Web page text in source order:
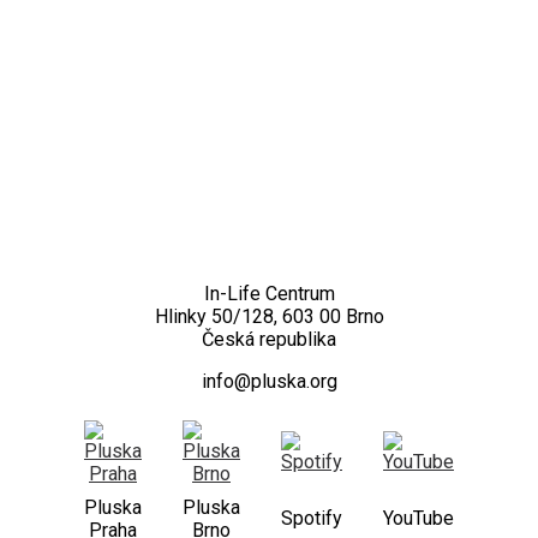
In-Life Centrum
Hlinky 50/128, 603 00 Brno
Česká republika
info@pluska.org
Pluska
Praha
Pluska
Brno
Spotify YouTube